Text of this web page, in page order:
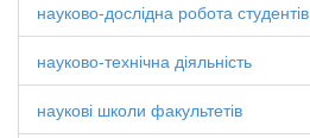
науково-дослідна робота студентів
науково-технічна діяльність
наукові школи факультетів